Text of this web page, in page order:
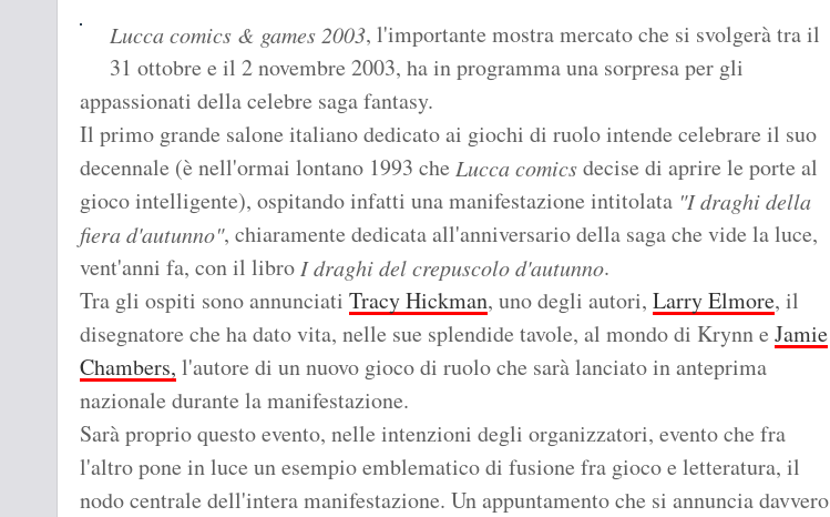
Lucca comics & games 2003, l'importante mostra mercato che si svolgerà tra il
31 ottobre e il 2 novembre 2003, ha in programma una sorpresa per gli
appassionati della celebre saga fantasy.
Il primo grande salone italiano dedicato ai giochi di ruolo intende celebrare il suo
decennale (è nell'ormai lontano 1993 che Lucca comicsdecise di aprire le porte al
gioco intelligente), ospitando infatti una manifestazione intitolata "I draghi della
fiera d'autunno", chiaramente dedicata all'anniversario della saga che vide la luce,
vent'anni fa, con il libroI draghi del crepuscolo d'autunno.
Tra gli ospiti sono annunciati Tracy Hickman, uno degli autori, Larry Elmore, il
disegnatore che ha dato vita, nelle sue splendide tavole, al mondo di Krynn e Jamie
Chambers, l'autore di un nuovo gioco di ruolo che sarà lanciato in anteprima
nazionale durante la manifestazione.
Sarà proprio questo evento, nelle intenzioni degli organizzatori, evento che fra
l'altro pone in luce un esempio emblematico di fusione fra gioco e letteratura, il
nodo centrale dell'intera manifestazione. Un appuntamento che si annuncia davvero